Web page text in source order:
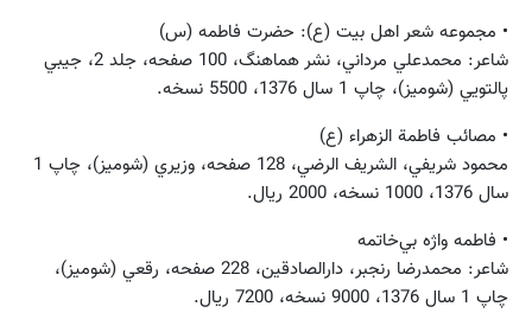
• مجموعه شعر اهل بيت (ع): حضرت فاطمه (س)
شاعر: محمدعلي مرداني، نشر هماهنگ، 100 صفحه، جلد 2، جيبي
پالتويي (شوميز)، چاپ 1 سال 1376، 5500 نسخه.
• مصائب فاطمة الزهراء (ع)
محمود شريفي، الشريف الرضي، 128 صفحه، وزيري (شوميز)، چاپ 1
سال 1376، 1000 نسخه، 2000 ريال.
• فاطمه واژه بي‌خاتمه
شاعر: محمدرضا رنجبر، دارالصادقين، 228 صفحه، رقعي (شوميز)،
چاپ 1 سال 1376، 9000 نسخه، 7200 ريال.